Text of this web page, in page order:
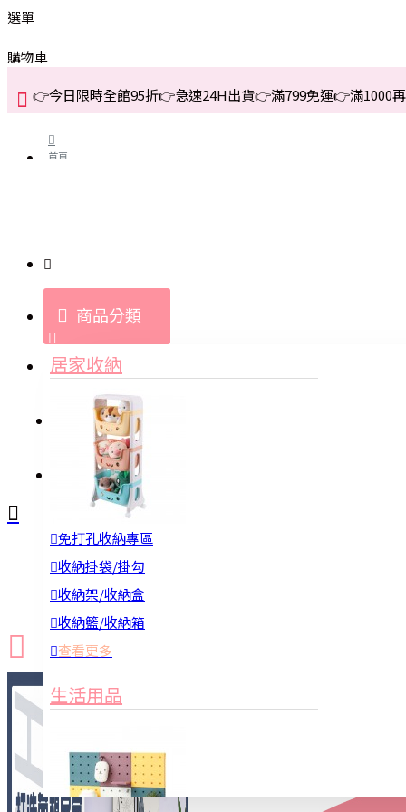
選單
購物車
👉今日限時全館95折👉急速24H出貨👉滿799免運👉滿1000
首頁
商品分類
居家收納
免打孔收納專區
收納掛袋/掛勾
收納架/收納盒
收納籃/收納箱
查看更多
生活用品
登入
新品上市